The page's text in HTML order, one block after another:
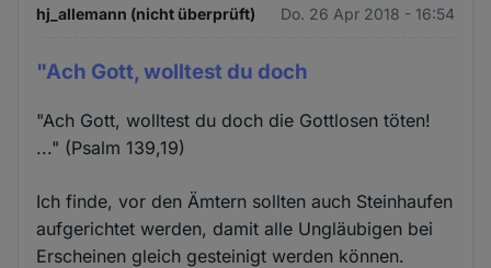
hj_allemann (nicht überprüft) Do. 26 Apr 2018 - 16:54
"Ach Gott, wolltest du doch
"Ach Gott, wolltest du doch die Gottlosen töten!
..." (Psalm 139,19)
Ich finde, vor den Ämtern sollten auch Steinhaufen
aufgerichtet werden, damit alle Ungläubigen bei
Erscheinen gleich gesteinigt werden können.